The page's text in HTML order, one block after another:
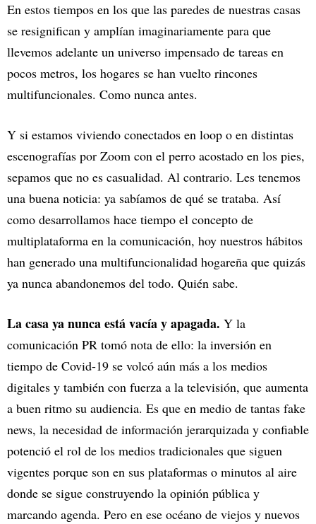
En estos tiempos en los que las paredes de nuestras casas
se resignifican y amplían imaginariamente para que
llevemos adelante un universo impensado de tareas en
pocos metros, los hogares se han vuelto rincones
multifuncionales. Como nunca antes.
Y si estamos viviendo conectados en loop o en distintas
escenografías por Zoom con el perro acostado en los pies,
sepamos que no es casualidad. Al contrario. Les tenemos
una buena noticia: ya sabíamos de qué se trataba. Así
como desarrollamos hace tiempo el concepto de
multiplataforma en la comunicación, hoy nuestros hábitos
han generado una multifuncionalidad hogareña que quizás
ya nunca abandonemos del todo. Quién sabe.
La casa ya nunca está vacía y apagada. Y la
comunicación PR tomó nota de ello: la inversión en
tiempo de Covid-19 se volcó aún más a los medios
digitales y también con fuerza a la televisión, que aumenta
a buen ritmo su audiencia. Es que en medio de tantas fake
news, la necesidad de información jerarquizada y confiable
potenció el rol de los medios tradicionales que siguen
vigentes porque son en sus plataformas o minutos al aire
donde se sigue construyendo la opinión pública y
marcando agenda. Pero en ese océano de viejos y nuevos